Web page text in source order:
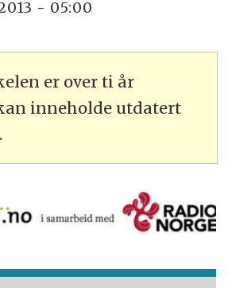
- 05:00
er over ti år
inneholde utdatert